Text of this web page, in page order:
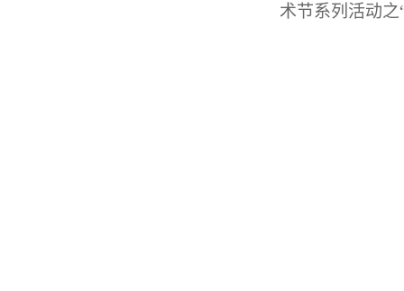
术节系列活动